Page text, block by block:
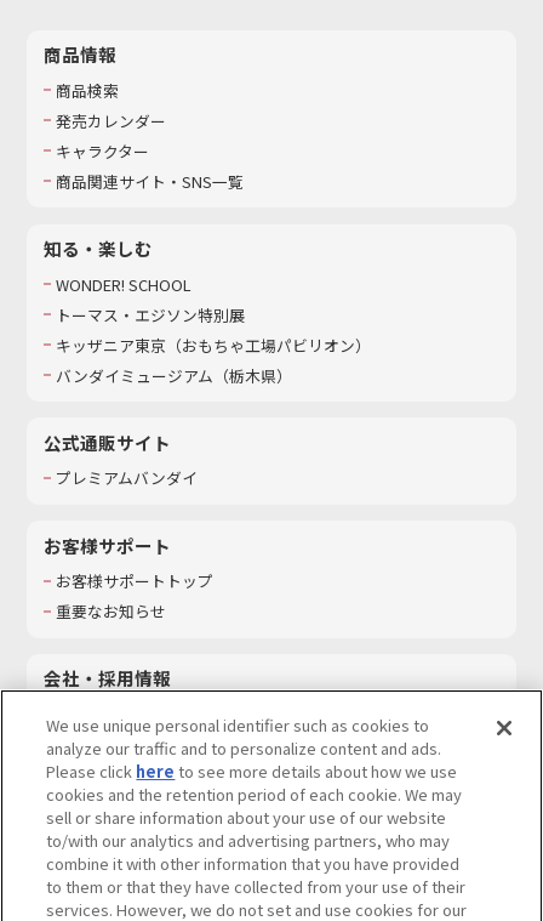
商品情報
商品検索
発売カレンダー
キャラクター
商品関連サイト・SNS一覧
知る・楽しむ
WONDER! SCHOOL
トーマス・エジソン特別展
キッザニア東京（おもちゃ工場パビリオン）​
バンダイミュージアム（栃木県）
公式通販サイト
プレミアムバンダイ
お客様サポート
お客様サポートトップ
重要なお知らせ
会社・採用情報
採用情報
サステナビリティ
お問い合わせ
ウェブサイトご利用条件 ソーシャルメディアポリシー
We use unique personal identifier such as cookies to
analyze our traffic and to personalize content and ads.
Please click here to see more details about how we use
cookies and the retention period of each cookie. We may
sell or share information about your use of our website
to/with our analytics and advertising partners, who may
combine it with other information that you have provided
to them or that they have collected from your use of their
services. However, we do not set and use cookies for our